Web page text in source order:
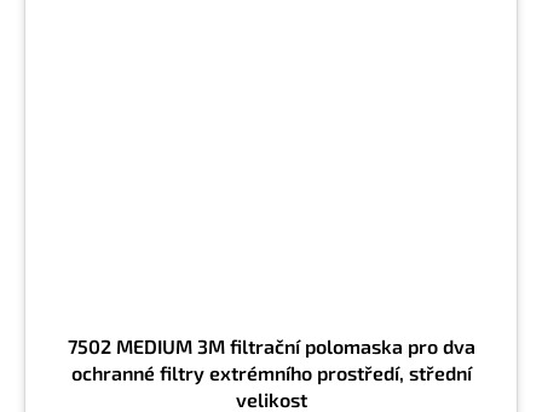
7502 MEDIUM 3M filtrační polomaska pro dva
ochranné filtry extrémního prostředí, střední
velikost